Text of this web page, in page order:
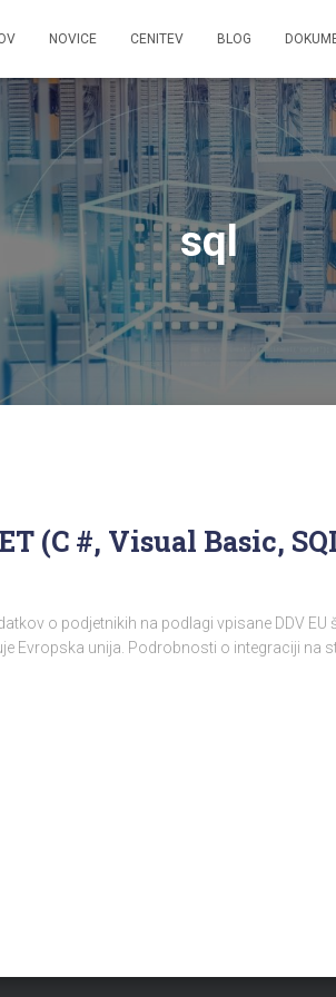
NOVICE CENITEV BLOG
sql
(C #, Visual Basic,
o podjetnikih na podlagi vpisane DDV
Evropska unija. Podrobnosti o integraciji na